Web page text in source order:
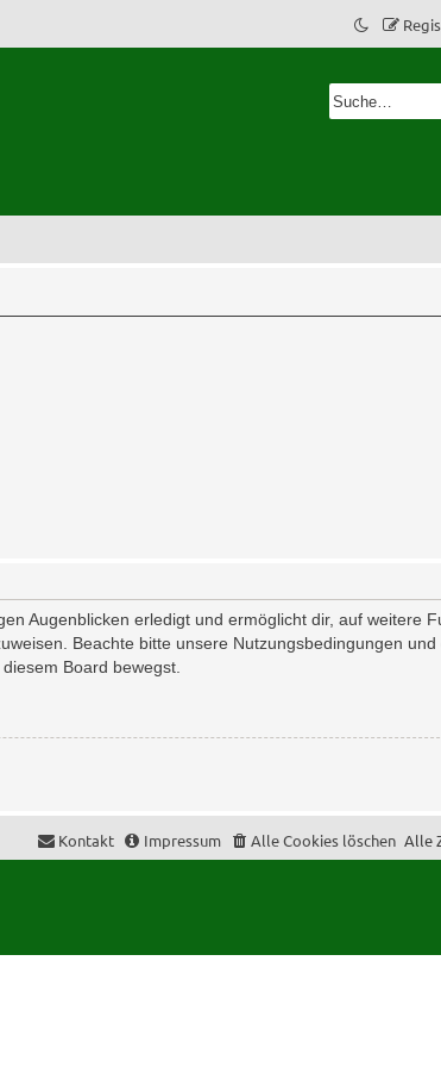
Augenblicken erledigt und ermöglicht dir, auf weitere
Beachte bitte unsere Nutzungsbedingungen
Board bewegst.
Alle
Alle Cookies löschen
Impressum
Kontakt